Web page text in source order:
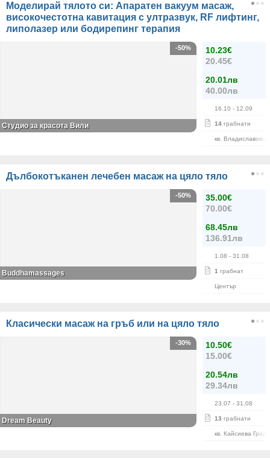
Моделирай тялото си: Апаратен вакуум масаж,
високочестотна кавитация с ултразвук, RF лифтинг,
липолазер или бодирепинг терапия
10.23€
20.45€
20.01лв
40.00лв
16.10 - 12.09
14 грабнати
кв. Владиславово
-50%
Студио за красота Вили
Дълбокотъканен лечебен масаж на цяло тяло
35.00€
70.00€
68.45лв
136.91лв
1.08 - 31.08
1 грабнат
Център
-50%
Buddhamassages
Класически масаж на гръб или на цяло тяло
10.50€
15.00€
20.54лв
29.34лв
23.07 - 31.08
13 грабнати
кв. Кайсиева
-30%
Dream Beauty